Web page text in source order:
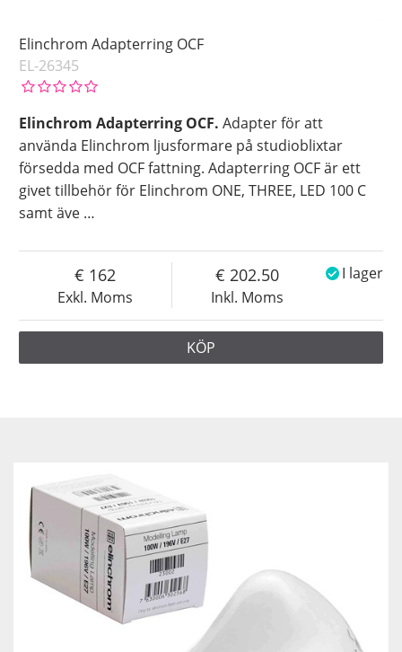
Elinchrom Adapterring OCF
EL-26345
Elinchrom Adapterring OCF. Adapter för att
använda Elinchrom ljusformare på studioblixtar
försedda med OCF fattning. Adapterring OCF är ett
givet tillbehör för Elinchrom ONE, THREE, LED 100 C
samt äve …
Exkl. Moms
162
Inkl. Moms
202.50 I lager
KÖP